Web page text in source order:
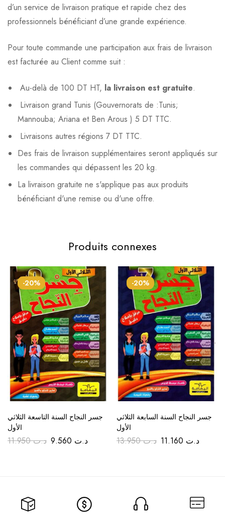
d’un service de livraison pratique et rapide chez des
professionnels bénéficiant d’une grande expérience.
Pour toute commande une participation aux frais de livraison
est facturée au Client comme suit :
Au-delà de 100 DT HT, la livraison est gratuite.
Livraison grand Tunis (Gouvernorats de :Tunis;
Mannouba; Ariana et Ben Arous ) 5 DT TTC.
Livraisons autres régions 7 DT TTC.
Des frais de livraison supplémentaires seront appliqués sur
les commandes qui dépassent les 20 kg.
La livraison gratuite ne s'applique pas aux produits
bénéficiant d'une remise ou d'une offre.
Produits connexes
-20%
جسر النجاح السنة التاسعة الثلاثي
الأول
د.ت11.950 د.ت
-20%
جسر النجاح السنة السابعة الثلاثي
الأول
د.ت13.950 د.ت